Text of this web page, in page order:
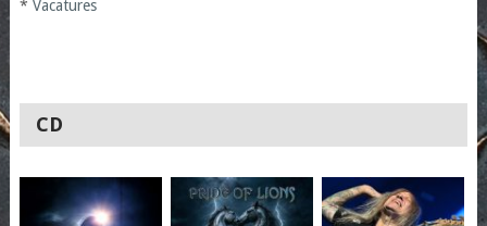
* Vacatures
CD